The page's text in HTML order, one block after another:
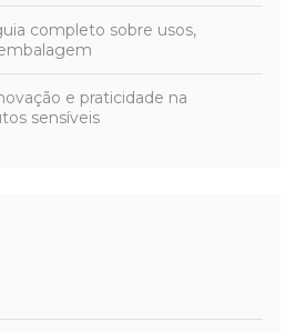
completo sobre usos,
e praticidade na
sensíveis